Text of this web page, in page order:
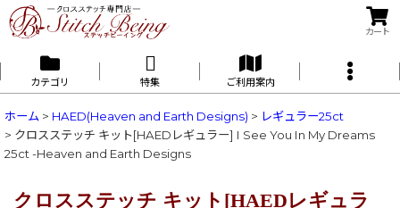
カート
カテゴリ 特集 ご利用案内
ホーム > HAED(Heaven and Earth Designs) > レギュラー25ct
> クロスステッチ キット[HAEDレギュラー] I See You In My Dreams
25ct -Heaven and Earth Designs
クロスステッチ キット[HAEDレギュラ